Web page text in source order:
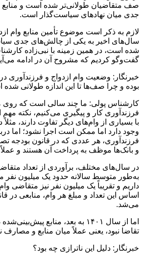
صف متقاضیان طولانی‌تر شده است و منابع
جدی میان نهادهای سیاست‌گذار است.
لازم به ذکر است موضوع تأمین منابع وام
سال‌های اخیر به یکی از چالش‌های جدی
شده است، در همین زمینه با نبی‌زاده
گفت‌وگو کردیم که مشروح آن در ادامه
خبرنگار: وضعیت وام ازدواج و فرزندآوری
بوده و چرا صف‌ها تا این اندازه طولانی
کارشناس پولی: ما چند سالی است که روی
فرزندآوری کار و پیگیری می‌کنیم، نکته
با بسیاری از وام‌های دیگر تفاوت دارند،
وجود دارد اما ممکن است اجرا نشود؛ اما
فرزندآوری، هر عددی که در قانون بودجه
و بانک‌ها موظف به پرداخت آن هستند و عملاً
در سال‌های مختلف، برآوردی از تعداد
به‌طور متوسط سالانه حدود یک میلیون نفر
داریم و تقریباً یک میلیون نفر نیز متقاضی
اساس این تعداد و مبلغ هر وام، منابعی در
می‌شد.
اما از سال ۱۴۰۱ به بعد، منابع
تقاضا نبود، یعنی عملاً میان منابع و مصارف
خبرنگار: دلیل این ناترازی چه بود؟